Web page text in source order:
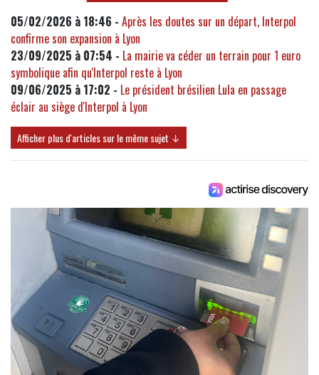
05/02/2026 à 18:46 - Après les doutes sur un départ, Interpol
confirme son expansion à Lyon
23/09/2025 à 07:54 - La mairie va céder un terrain pour 1 euro
symbolique afin qu'Interpol reste à Lyon
09/06/2025 à 17:02 - Le président brésilien Lula en passage
éclair au siège d'Interpol à Lyon
Afficher plus d'articles sur le même sujet ↓